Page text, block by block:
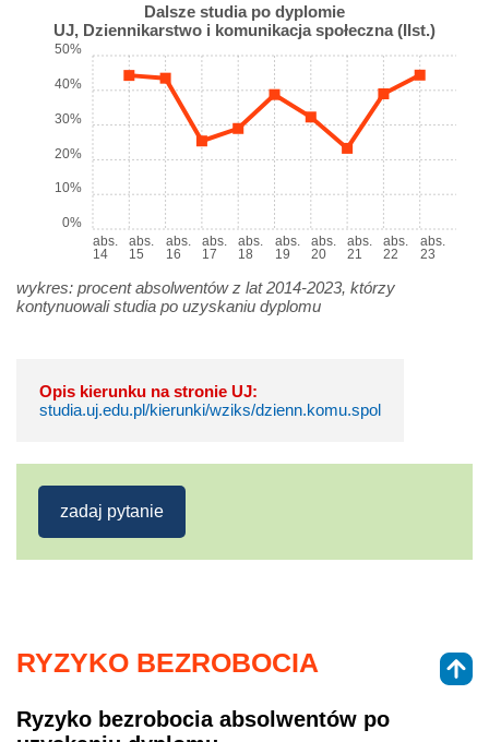
Dalsze studia po dyplomie
UJ, Dziennikarstwo i komunikacja społeczna (IIst.)
abs.
14
abs.
15
abs.
16
abs.
17
abs.
18
abs.
19
abs.
20
abs.
21
abs.
22
abs.
23
0%
10%
20%
30%
40%
50%
wykres: procent absolwentów z lat 2014-2023, którzy
kontynuowali studia po uzyskaniu dyplomu
Opis kierunku na stronie UJ:
studia.uj.edu.pl/kierunki/wziks/dzienn.komu.spol
zadaj pytanie
RYZYKO BEZROBOCIA
Ryzyko bezrobocia absolwentów po